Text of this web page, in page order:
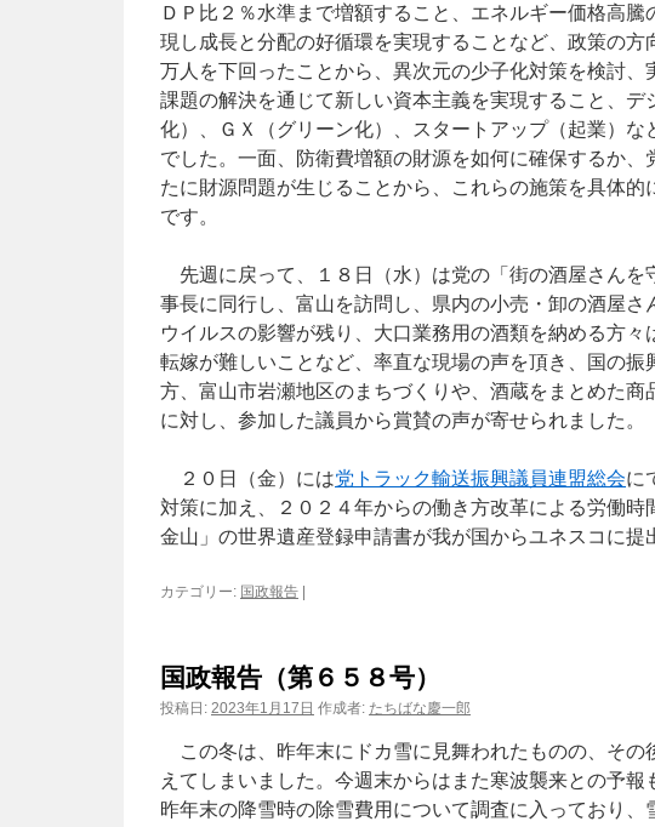
ＤＰ比２％水準まで増額すること、エネルギー価格高
現し成長と分配の好循環を実現することなど、政策の
万人を下回ったことから、異次元の少子化対策を検討
課題の解決を通じて新しい資本主義を実現すること、
化）、ＧＸ（グリーン化）、スタートアップ（起業）
でした。一面、防衛費増額の財源を如何に確保するか
たに財源問題が生じることから、これらの施策を具体
です。
先週に戻って、１８日（水）は党の「街の酒屋さんを
事長に同行し、富山を訪問し、県内の小売・卸の酒屋
ウイルスの影響が残り、大口業務用の酒類を納める方
転嫁が難しいことなど、率直な現場の声を頂き、国の
方、富山市岩瀬地区のまちづくりや、酒蔵をまとめた
に対し、参加した議員から賞賛の声が寄せられました。
２０日（金）には党トラック輸送振興議員連盟総会に
対策に加え、２０２４年からの働き方改革による労働
金山」の世界遺産登録申請書が我が国からユネスコに提
カテゴリー: 国政報告
国政報告（第６５８号）
投稿日: 2023年1月17日 作成者: たちばな慶一郎
この冬は、昨年末にドカ雪に見舞われたものの、その
えてしまいました。今週末からはまた寒波襲来との予
昨年末の降雪時の除雪費用について調査に入っており